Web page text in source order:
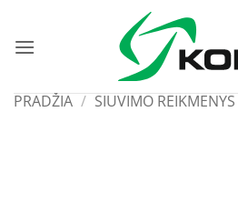
content
PRADŽIA / SIUVIMO REIKMENYS